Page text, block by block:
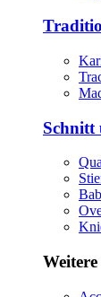
Schnitt